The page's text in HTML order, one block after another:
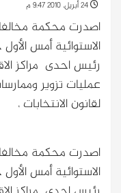
اصدرت محكمة
الاستوائية أمس
رئيس احدى مراكز
عمليات تزوير
لقانون الانتخابات ،
اصدرت محكمة
الاستوائية أمس